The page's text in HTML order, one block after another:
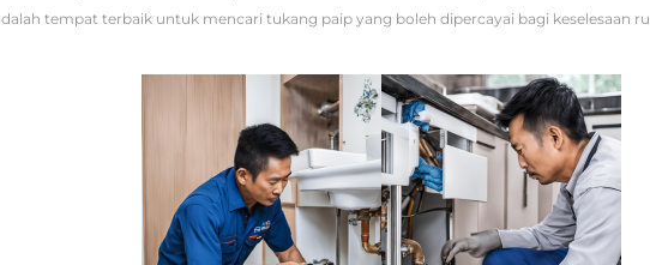
tempat terbaik untuk mencari tukang paip yang boleh dipercayai bagi keselesaan